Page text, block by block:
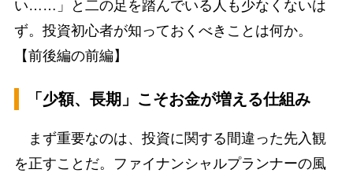
い……」と二の足を踏んでいる人も少なくないは
ず。投資初心者が知っておくべきことは何か。
【前後編の前編】
「少額、長期」こそお金が増える仕組み
まず重要なのは、投資に関する間違った先入観
を正すことだ。ファイナンシャルプランナーの風